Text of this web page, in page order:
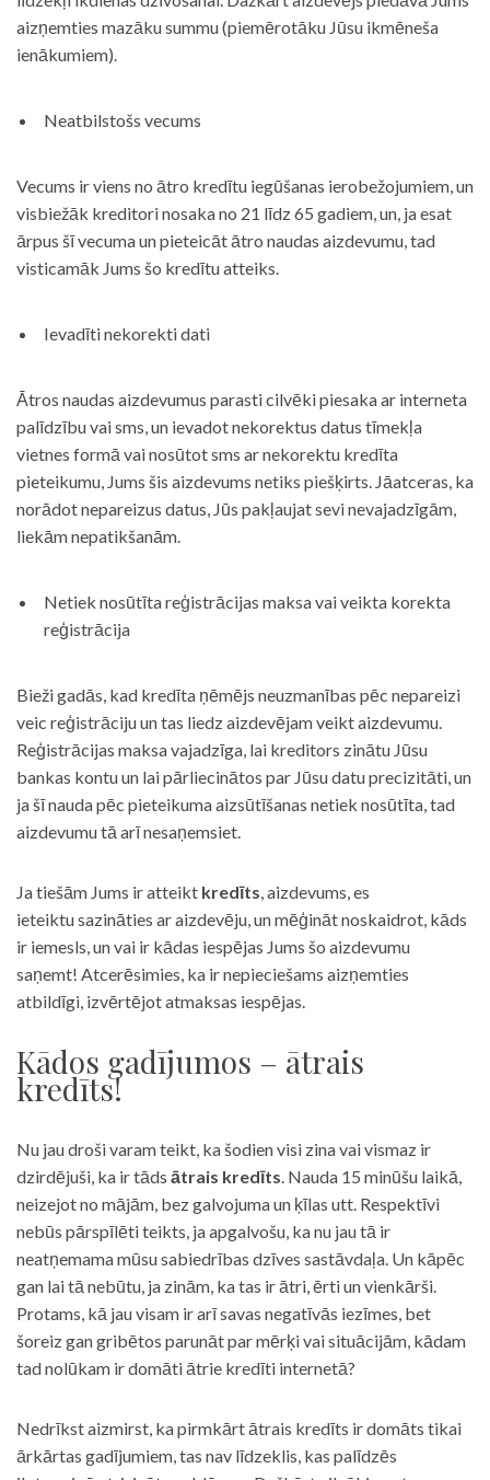
aizņemties mazāku summu (piemērotāku Jūsu ikmēneša
ienākumiem).
Neatbilstošs vecums
Vecums ir viens no ātro kredītu iegūšanas ierobežojumiem, un
visbiežāk kreditori nosaka no 21 līdz 65 gadiem, un, ja esat
ārpus šī vecuma un pieteicāt ātro naudas aizdevumu, tad
visticamāk Jums šo kredītu atteiks.
Ievadīti nekorekti dati
Ātros naudas aizdevumus parasti cilvēki piesaka ar interneta
palīdzību vai sms, un ievadot nekorektus datus tīmekļa
vietnes formā vai nosūtot sms ar nekorektu kredīta
pieteikumu, Jums šis aizdevums netiks piešķirts. Jāatceras, ka
norādot nepareizus datus, Jūs pakļaujat sevi nevajadzīgām,
liekām nepatikšanām.
Netiek nosūtīta reģistrācijas maksa vai veikta korekta
reģistrācija
Bieži gadās, kad kredīta ņēmējs neuzmanības pēc nepareizi
veic reģistrāciju un tas liedz aizdevējam veikt aizdevumu.
Reģistrācijas maksa vajadzīga, lai kreditors zinātu Jūsu
bankas kontu un lai pārliecinātos par Jūsu datu precizitāti, un
ja šī nauda pēc pieteikuma aizsūtīšanas netiek nosūtīta, tad
aizdevumu tā arī nesaņemsiet.
Ja tiešām Jums ir atteikt kredīts, aizdevums, es
ieteiktu sazināties ar aizdevēju, un mēģināt noskaidrot, kāds
ir iemesls, un vai ir kādas iespējas Jums šo aizdevumu
saņemt! Atcerēsimies, ka ir nepieciešams aizņemties
atbildīgi, izvērtējot atmaksas iespējas.
Kādos gadījumos – ātrais
kredīts!
Nu jau droši varam teikt, ka šodien visi zina vai vismaz ir
dzirdējuši, ka ir tāds ātrais kredīts. Nauda 15 minūšu laikā,
neizejot no mājām, bez galvojuma un ķīlas utt. Respektīvi
nebūs pārspīlēti teikts, ja apgalvošu, ka nu jau tā ir
neatņemama mūsu sabiedrības dzīves sastāvdaļa. Un kāpēc
gan lai tā nebūtu, ja zinām, ka tas ir ātri, ērti un vienkārši.
Protams, kā jau visam ir arī savas negatīvās iezīmes, bet
šoreiz gan gribētos parunāt par mērķi vai situācijām, kādam
tad nolūkam ir domāti ātrie kredīti internetā?
Nedrīkst aizmirst, ka pirmkārt ātrais kredīts ir domāts tikai
ārkārtas gadījumiem, tas nav līdzeklis, kas palīdzēs